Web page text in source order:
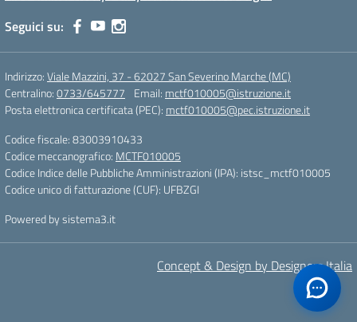
Seguici su:
Indirizzo:Viale Mazzini, 37 - 62027 San Severino Marche (MC)
Centralino:0733/645777 Email: mctf010005@istruzione.it
Posta elettronica certificata (PEC): mctf010005@pec.istruzione.it
Codice fiscale: 83003910433
Codice meccanografico: MCTF010005
Codice Indice delle Pubbliche Amministrazioni (IPA): istsc_mctf010005
Codice unico di fatturazione (CUF): UFBZGI
Powered by sistema3.it
Concept & Design by Designers Italia